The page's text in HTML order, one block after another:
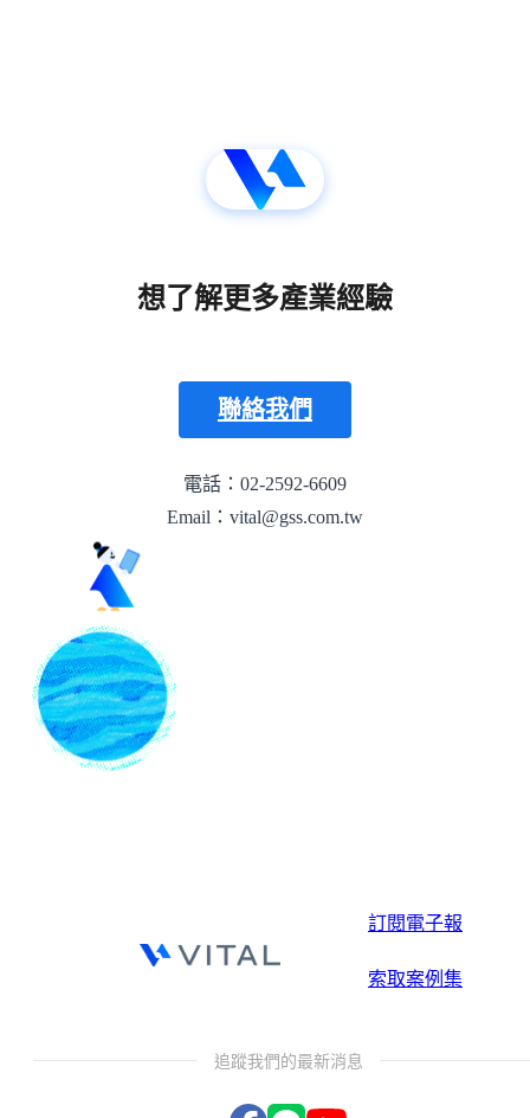
想了解更多產業經驗
聯絡我們
電話：02-2592-6609
Email：vital@gss.com.tw
訂閱電子報
索取案例集
追蹤我們的最新消息